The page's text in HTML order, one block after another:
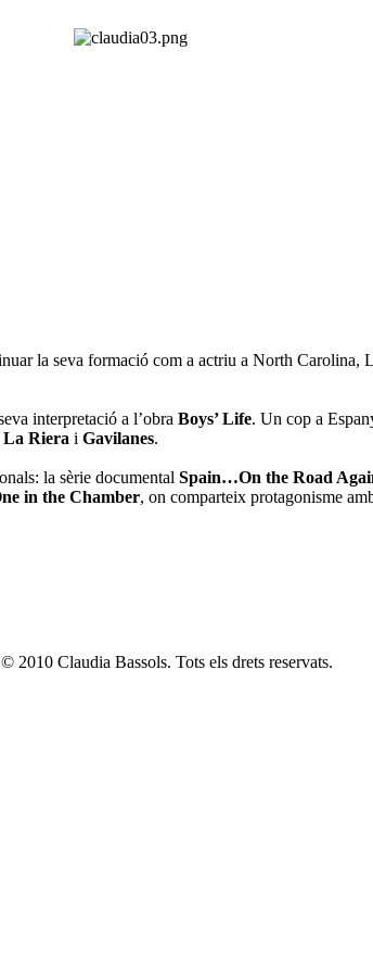
la seva formació com a actriu a North
interpretació a l’obra Boys’ Life. Un cop a
La Riera i Gavilanes.
la sèrie documental Spain…On the Road
in the Chamber, on comparteix protagonisme
2010 Claudia Bassols. Tots els drets reservats.